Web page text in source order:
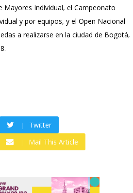
Mayores Individual, el Campeonato
y por equipos, y el Open Nacional
a realizarse en la ciudad de Bogotá,
Twitter
Mail This Article